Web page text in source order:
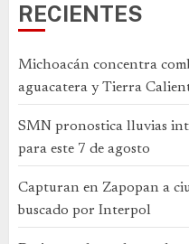
RECIENTES
Michoacán concentra
aguacatera y Tierra
SMN pronostica lluvias
para este 7 de agosto
Capturan en Zapopan a
buscado por Interpol